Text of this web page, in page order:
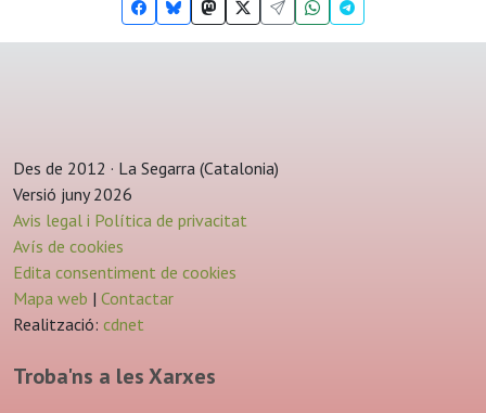
Des de 2012 · La Segarra (Catalonia)
Versió juny 2026
Avis legal i Política de privacitat
Avís de cookies
Edita consentiment de cookies
Mapa web | Contactar
Realització: cdnet
Troba'ns a les Xarxes